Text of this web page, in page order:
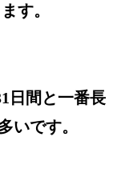
す。
日間と一番長
いです。